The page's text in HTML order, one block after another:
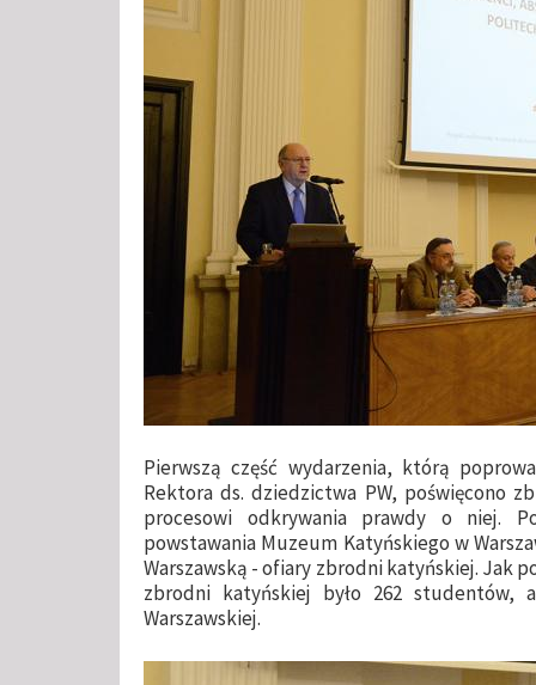
Pierwszą część wydarzenia, którą
Rektora ds. dziedzictwa PW, poświęcono
procesowi odkrywania prawdy o niej.
powstawania Muzeum Katyńskiego w
Warszawską - ofiary zbrodni katyńskiej. Jak
zbrodni katyńskiej było 262 studentów,
Warszawskiej.